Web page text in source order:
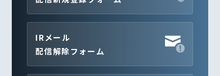
IRメール
配信解除フォーム